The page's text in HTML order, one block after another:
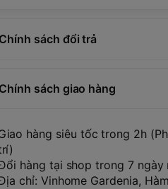
Chính sách đổi trả
Chính sách giao hàng
hàng siêu tốc trong 2h
hàng tại shop trong 7 ngày
chỉ: Vinhome Gardenia,